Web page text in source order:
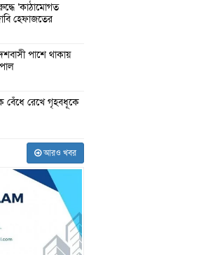
‘কাঠামোগত
হেফাজতের
পাশে থাকায়
বেঁধে রেখে গৃহবধূকে
আরও খবর